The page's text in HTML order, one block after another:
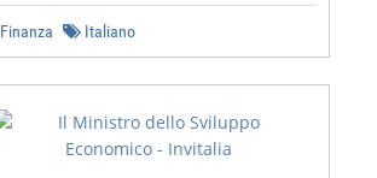
Finanza Italiano